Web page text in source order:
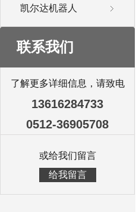
凯尔达机器人
联系我们
了解更多详细信息，请致电
13616284733
0512-36905708
或给我们留言
给我留言